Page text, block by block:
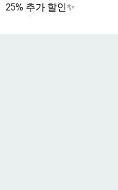
25% 추가 할인✨